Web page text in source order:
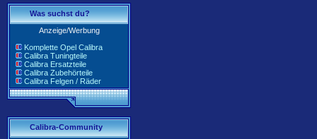
Was suchst du?
Anzeige/Werbung
Komplette Opel Calibra
Calibra Tuningteile
Calibra Ersatzteile
Calibra Zubehörteile
Calibra Felgen / Räder
Calibra-Community